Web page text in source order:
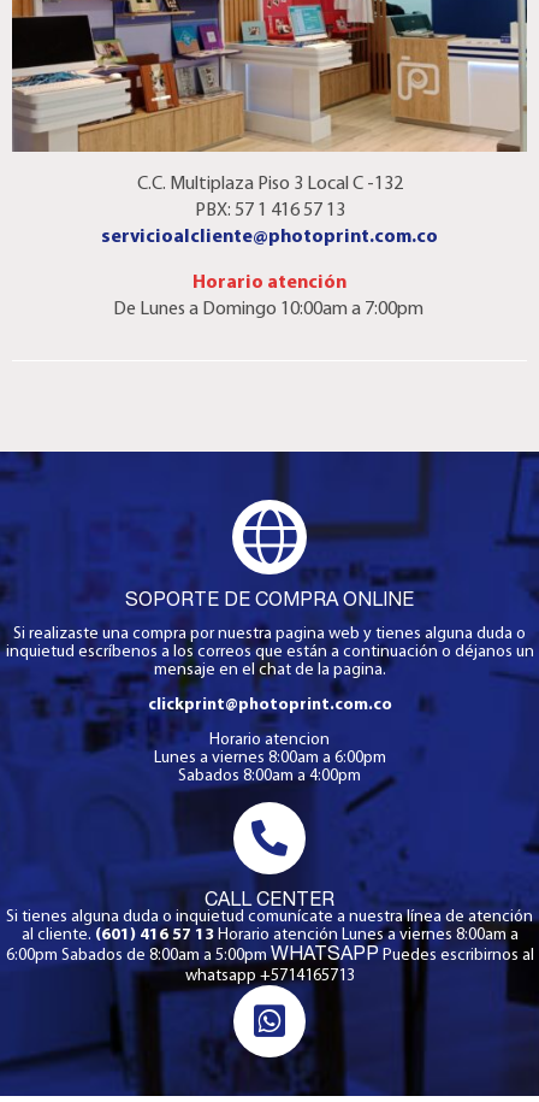
C.C. Multiplaza Piso 3 Local C -132
PBX: 57 1 416 57 13
servicioalcliente@photoprint.com.co
Horario atención
De Lunes a Domingo 10:00am a 7:00pm
SOPORTE DE COMPRA ONLINE
Si realizaste una compra por nuestra pagina web y tienes alguna duda o
inquietud escríbenos a los correos que están a continuación o déjanos un
mensaje en el chat de la pagina.
clickprint@photoprint.com.co
Horario atencion
Lunes a viernes 8:00am a 6:00pm
Sabados 8:00am a 4:00pm
CALL CENTER
Si tienes alguna duda o inquietud comunícate a nuestra línea de atención
al cliente. (601) 416 57 13Horario atención Lunes a viernes 8:00am a
6:00pm Sabados de 8:00am a 5:00pmWHATSAPPPuedes escribirnos al
whatsapp +5714165713